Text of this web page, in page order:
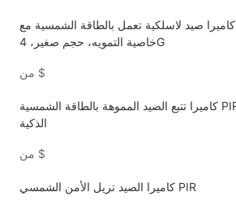
كاميرا صيد لاسلكية تعمل بالطاقة الشمسية مع
خاصية التمويه، حجم صغير، 4G
$
كاميرا تتبع الصيد المموهة بالطاقة الشمسية PIR
الذكية
$
كاميرا الصيد تريل الأمن الشمسي PIR